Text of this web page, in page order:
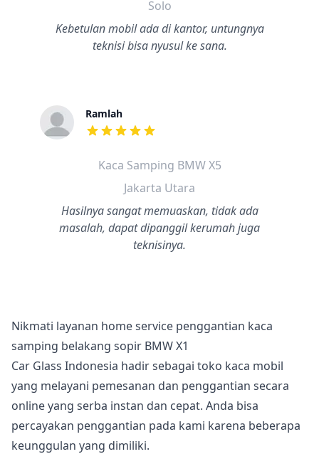
Solo
Kebetulan mobil ada di kantor, untungnya
teknisi bisa nyusul ke sana.
Ramlah
dari ulasan adalah bintang lima
Kaca Samping BMW X5
Jakarta Utara
Hasilnya sangat memuaskan, tidak ada
masalah, dapat dipanggil kerumah juga
teknisinya.
Nikmati layanan home service penggantian kaca
samping belakang sopir BMW X1
Car Glass Indonesia hadir sebagai toko kaca mobil
yang melayani pemesanan dan penggantian secara
online yang serba instan dan cepat. Anda bisa
percayakan penggantian pada kami karena beberapa
keunggulan yang dimiliki.